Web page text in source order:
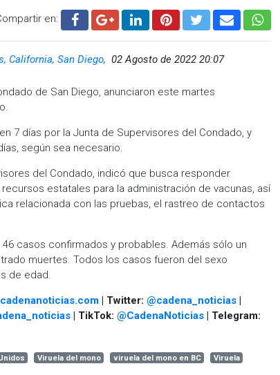
en:
California, San Diego, 02 Agosto de 2022 20:07
de San Diego, anunciaron este martes
7 días por la Junta de Supervisores del Condado, y
según sea necesario.
del Condado, indicó que busca responder
estatales para la administración de vacunas, así
relacionada con las pruebas, el rastreo de contactos
casos confirmados y probables. Además sólo un
muertes. Todos los casos fueron del sexo
de edad.
| Twitter: @cadena_noticias |
| TikTok: @CadenaNoticias | Telegram:
Viruela del mono viruela del mono en BC
Viruela